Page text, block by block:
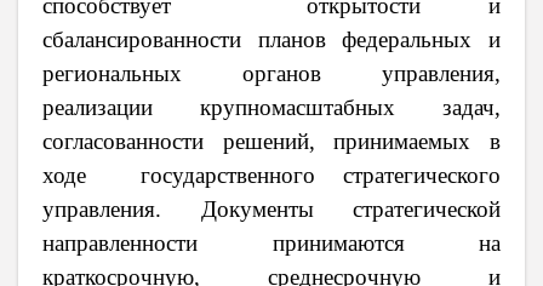
способствует открытости и
сбалансированности планов федеральных и
региональных органов управления,
реализации крупномасштабных задач,
согласованности решений, принимаемых в
ходе государственного стратегического
управления. Документы стратегической
направленности принимаются на
краткосрочную, среднесрочную и